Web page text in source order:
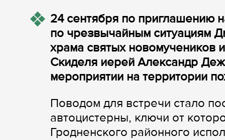
24 сентября по приглашению
по чрезвычайным ситуациям
храма святых новомучеников
Скиделя иерей Александр
мероприятии на территории
Поводом для встречи стало
автоцистерны, ключи от
Гродненского районного